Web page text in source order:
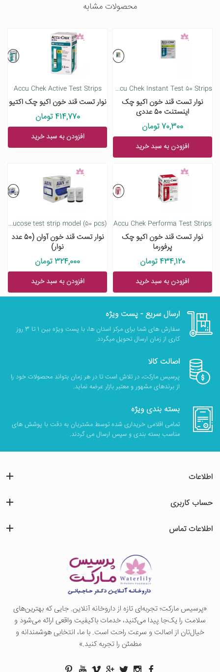
محصولات مشابه
Accu Chek Instant Test 50 Strips
نوار تست قند خون اکیو چک
اینستنت 50 عددی
70,300 تومان
افزودن به سبد خرید
Accu Chek Active Test Strips
نوار تست قند خون اکیو چک اکتیو
414,770 تومان
افزودن به سبد خرید
Accu Chek Performa Test Strips
نوار تست قند خون اکیو چک
پرفورما
434,120 تومان
افزودن به سبد خرید
Avan blood glucose test strip model (50 pcs)
نوار تست قند خون آوان (50 عدد
نوار)
324,000 تومان
افزودن به سبد خرید
ارسال سریع - پست ویژه
سفارش های شما برای مرکز استان ها، با پست ویژه بین 1 تا 3 روز
کاری از زمان ارسال تحویل میگردد.
اصالت کالا
پرسیس مارکت، در تلاش است تا در هر زمان بتواند محصولات خود را
از برندهای مشهور و معتبر بازار عرضه نماید.
بسته بندی ویژه
تمامی اقلامی خریداری شده توسط مشتریان به دقت با پوشش های
مناسب بسته بندی و سپس ارسال می گردند.
«پرسيس ماركت؛ تجربه‌ای تازه از داروخانه آنلاین. جایی که بهترین‌های
سلامت را یک‌جا پیدا می‌کنید، خدمات باکیفیت واقعی ارائه می‌شود و
خیال‌تان از اصالت و سرعت راحت است. با ما، انتخابی هوشمندانه و
مطمئن را تجربه کنید.»
اطلاعات
حساب کاربری
اطلاعات تماس